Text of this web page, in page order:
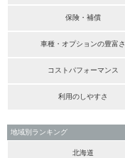
保険・補償
車種・オプションの豊富さ
コストパフォーマンス
利用のしやすさ
地域別ランキング
北海道